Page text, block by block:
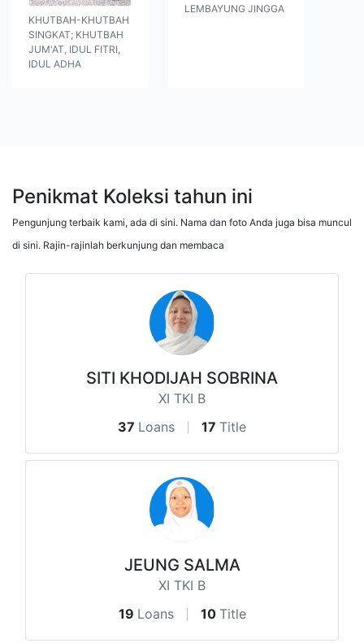
KHUTBAH-KHUTBAH
SINGKAT; KHUTBAH
JUM'AT, IDUL FITRI,
IDUL ADHA
LEMBAYUNG JINGGA
Penikmat Koleksi tahun ini
Pengunjung terbaik kami, ada di sini. Nama dan foto Anda juga bisa muncul
di sini. Rajin-rajinlah berkunjung dan membaca
SITI KHODIJAH SOBRINA
XI TKI B
37 Loans 17 Title
JEUNG SALMA
XI TKI B
19 Loans 10 Title